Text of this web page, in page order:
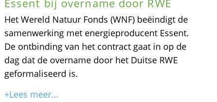
Essent bij overname door RWE
Het Wereld Natuur Fonds (WNF) beëindigt de
samenwerking met energieproducent Essent.
De ontbinding van het contract gaat in op de
dag dat de overname door het Duitse RWE
geformaliseerd is.
+Lees meer...